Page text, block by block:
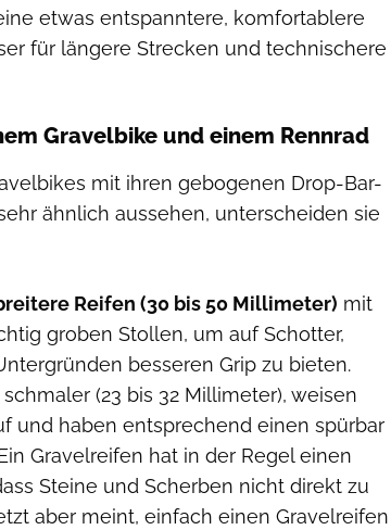
etwas entspanntere, komfortablere
für längere Strecken und technischere
Gravelbike und einem Rennrad
mit ihren gebogenen Drop-Bar-
ähnlich aussehen, unterscheiden sie
Reifen (30 bis 50 Millimeter) mit
groben Stollen, um auf Schotter,
besseren Grip zu bieten.
(23 bis 32 Millimeter), weisen
und haben entsprechend einen spürbar
Gravelreifen hat in der Regel einen
Steine und Scherben nicht direkt zu
aber meint, einfach einen Gravelreifen